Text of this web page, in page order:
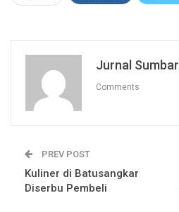
Jurnal Sumbar
Comments
PREV POST
Kuliner di Batusangkar
Diserbu Pembeli